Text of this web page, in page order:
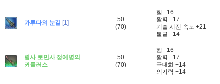
가루다의 눈길 [1]
50
(70)
힘 +16
활력 +17
기술 시전 속도 +21
불굴 +14
림사 로민사 정예병의
커틀러스
50
(70)
힘 +16
활력 +17
극대화 +14
의지력 +14